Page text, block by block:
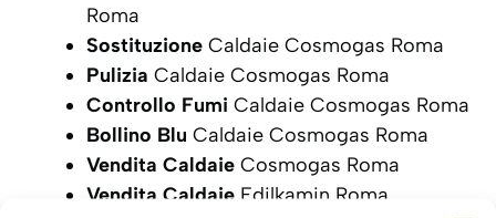
Roma
Sostituzione Caldaie Cosmogas Roma
Pulizia Caldaie Cosmogas Roma
Controllo Fumi Caldaie Cosmogas Roma
Bollino Blu Caldaie Cosmogas Roma
Vendita Caldaie Cosmogas Roma
Vendita Caldaie Edilkamin Roma